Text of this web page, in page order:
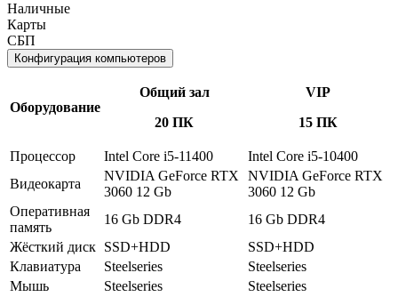
Наличные
Карты
СБП
Конфигурация компьютеров
Оборудование
Общий зал
20 ПК
VIP
15 ПК
Процессор Intel Core i5-11400
Intel Core i5-10400
Видеокарта
NVIDIA GeForce RTX
3060 12 Gb
NVIDIA GeForce RTX
3060 12 Gb
Оперативная
память
16 Gb DDR4
16 Gb DDR4
Жёсткий диск SSD+HDD
SSD+HDD
Клавиатура
Steelseries
Steelseries
Мышь
Steelseries
Steelseries